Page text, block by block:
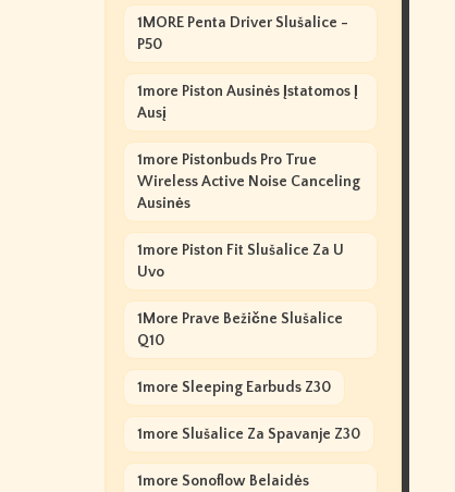
1MORE Penta Driver Slušalice -
P50
1more Piston Ausinės Įstatomos Į
Ausį
1more Pistonbuds Pro True
Wireless Active Noise Canceling
Ausinės
1more Piston Fit Slušalice Za U
Uvo
1More Prave Bežične Slušalice
Q10
1more Sleeping Earbuds Z30
1more Slušalice Za Spavanje Z30
1more Sonoflow Belaidės